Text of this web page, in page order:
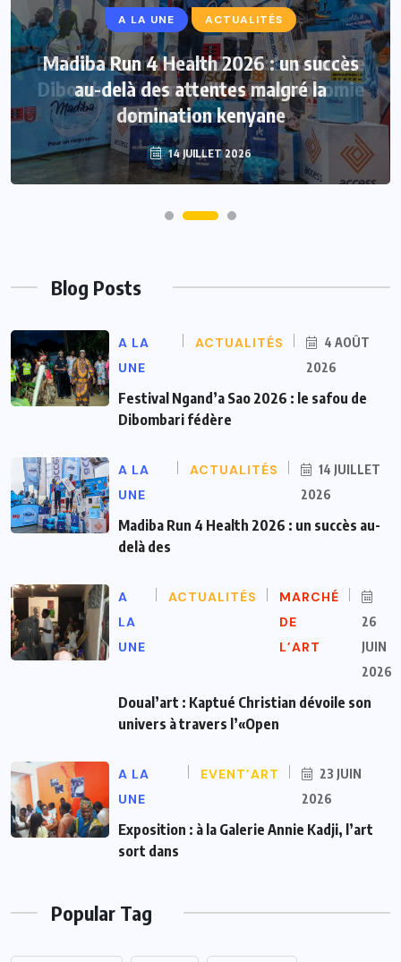
A LA UNE ACTUALITÉS
Madiba Run 4 Health 2026 : un succès
au-delà des attentes malgré la
domination kenyane
14 JUILLET 2026
Blog Posts
A LA
UNE
ACTUALITÉS
4 AOÛT
2026
Festival Ngand’a Sao 2026 : le safou de
Dibombari fédère
A LA
UNE
ACTUALITÉS
14 JUILLET
2026
Madiba Run 4 Health 2026 : un succès au-
delà des
A
LA
UNE
ACTUALITÉS
MARCHÉ
DE
L’ART
26
JUIN
2026
Doual’art : Kaptué Christian dévoile son
univers à travers l’«Open
A LA
UNE
EVENT’ART
23 JUIN
2026
Exposition : à la Galerie Annie Kadji, l’art
sort dans
Popular Tag